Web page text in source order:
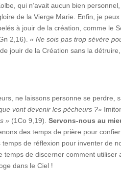
qui n’avait aucun bien
de la Vierge Marie. Enfin, je
à jouir de la création, comme le
2,16).« Ne sois pas trop sévère
jouir de la Création sans la
ne laissons personne se perdre,
vont devenir les pécheurs ?»
» (1Co 9,19).Servons-nous au
des temps de prière pour
temps de réflexion pour inventer de
temps de discerner comment
dans le Ciel !